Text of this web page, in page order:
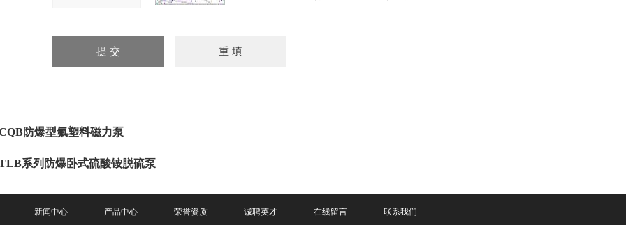
防爆型氟塑料磁力泵
系列防爆卧式硫酸铵脱硫泵
新闻中心 产品中心 荣誉资质 诚聘英才 在线留言 联系我们